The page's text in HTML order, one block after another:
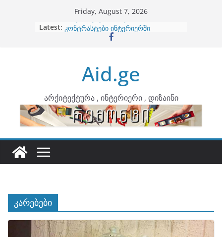
Friday, August 7, 2026
Latest: ბინების გაერთიანება
კონტრასტები ინტერიერში
ინტერიერის დიზიანი
არტემიდი წარმოგიდგენთ
Aid.ge
არქიტექტურა , ინტერიერი , დიზაინი
კარებები